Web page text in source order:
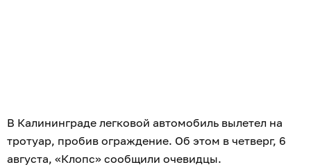
В Калининграде легковой автомобиль вылетел на
тротуар, пробив ограждение. Об этом в четверг, 6
августа, «Клопс» сообщили очевидцы.